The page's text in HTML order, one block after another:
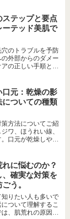
テップと要点
ーテッド美肌で
のトラブルを予防
外部からのダメー
の正しい手順とし
口元：乾燥の影
ついての種類
方法についてご紹
ワ、ほうれい線、
口元が乾燥しやす
に悩むのか？
確実な対策を
う。
りたい人も多いで
ついて理解するこ
、肌荒れの原因と